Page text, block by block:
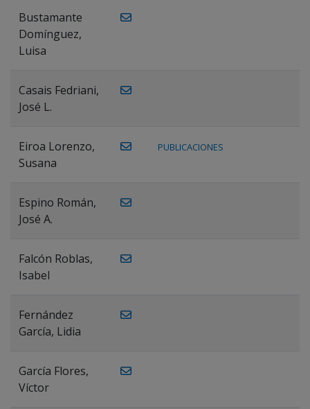
Bustamante
Domínguez,
Luisa
Casais Fedriani,
José L.
Eiroa Lorenzo,
Susana
PUBLICACIONES
Espino Román,
José A.
Falcón Roblas,
Isabel
Fernández
García, Lidia
García Flores,
Víctor